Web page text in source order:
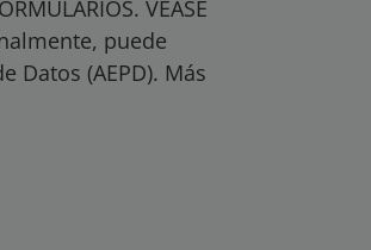
VÉASE
puede
Datos (AEPD). Más